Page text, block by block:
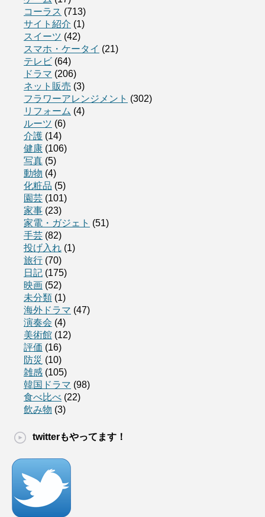
コーラス (713)
サイト紹介 (1)
スイーツ (42)
スマホ・ケータイ (21)
テレビ (64)
ドラマ (206)
ネット販売 (3)
フラワーアレンジメント (302)
リフォーム (4)
ルーツ (6)
介護 (14)
健康 (106)
写真 (5)
動物 (4)
化粧品 (5)
園芸 (101)
家事 (23)
家電・ガジェト (51)
手芸 (82)
投げ入れ (1)
旅行 (70)
日記 (175)
映画 (52)
未分類 (1)
海外ドラマ (47)
演奏会 (4)
美術館 (12)
評価 (16)
防災 (10)
雑感 (105)
韓国ドラマ (98)
食べ比べ (22)
飲み物 (3)
twitterもやってます！